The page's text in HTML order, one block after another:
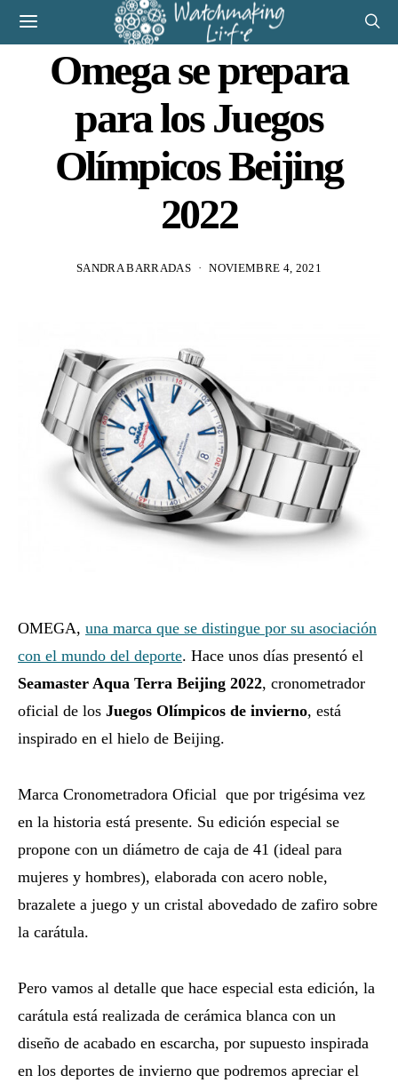
Omega se prepara
para los Juegos
Olímpicos Beijing
2022
SANDRA BARRADAS NOVIEMBRE 4, 2021
OMEGA, una marca que se distingue por su asociación
con el mundo del deporte. Hace unos días presentó el
Seamaster Aqua Terra Beijing 2022, cronometrador
oficial de los Juegos Olímpicos de invierno, está
inspirado en el hielo de Beijing.
Marca Cronometradora Oficial que por trigésima vez
en la historia está presente. Su edición especial se
propone con un diámetro de caja de 41 (ideal para
mujeres y hombres), elaborada con acero noble,
brazalete a juego y un cristal abovedado de zafiro sobre
la carátula.
Pero vamos al detalle que hace especial esta edición, la
carátula está realizada de cerámica blanca con un
diseño de acabado en escarcha, por supuesto inspirada
en los deportes de invierno que podremos apreciar el